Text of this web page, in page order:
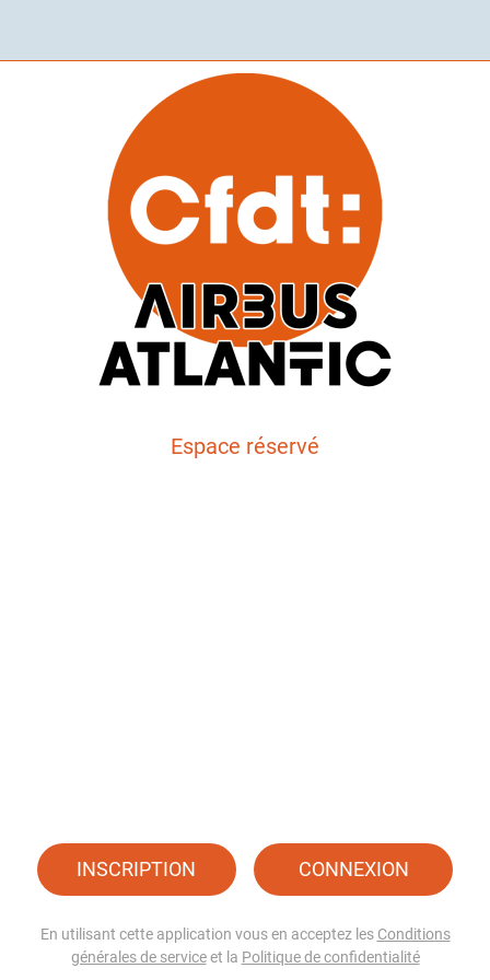
Espace réservé
INSCRIPTION CONNEXION
En utilisant cette application vous en acceptez les Conditions
générales de serviceet la Politique de confidentialité